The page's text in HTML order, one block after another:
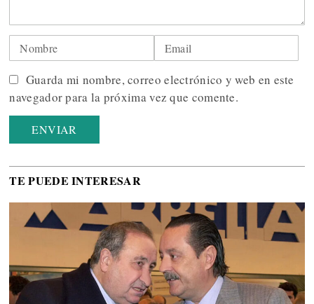
Guarda mi nombre, correo electrónico y web en este
navegador para la próxima vez que comente.
TE PUEDE INTERESAR